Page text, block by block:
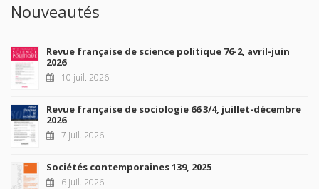
Nouveautés
Revue française de science politique 76-2, avril-juin
2026
10 juil. 2026
Revue française de sociologie 66 3/4, juillet-décembre
2026
7 juil. 2026
Sociétés contemporaines 139, 2025
6 juil. 2026